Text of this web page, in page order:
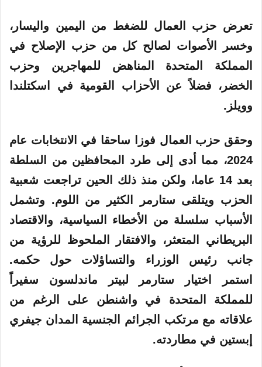
تعرض حزب العمال للضغط من اليمين واليسار،
وخسر الأصوات لصالح كل من حزب الإصلاح في
المملكة المتحدة المناهض للمهاجرين وحزب
الخضر، فضلاً عن الأحزاب القومية في اسكتلندا
وويلز.
وحقق حزب العمال فوزا ساحقا في الانتخابات عام
2024، مما أدى إلى طرد المحافظين من السلطة
بعد 14 عاما، ولكن منذ ذلك الحين تراجعت شعبية
الحزب ويتلقى ستارمر الكثير من اللوم. وتشمل
الأسباب سلسلة من الأخطاء السياسية، والاقتصاد
البريطاني المتعثر، والافتقار الملحوظ للرؤية من
جانب رئيس الوزراء والتساؤلات حول حكمه.
استمر اختيار ستارمر لبيتر ماندلسون سفيراً
للمملكة المتحدة في واشنطن على الرغم من
علاقاته مع مرتكب الجرائم الجنسية المدان جيفري
إبستين في مطاردته.